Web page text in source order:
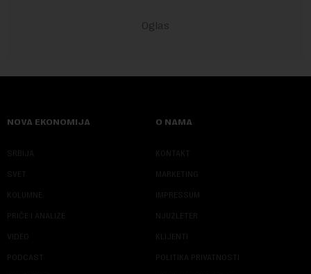
NOVA EKONOMIJA
SRBIJA
SVET
KOLUMNE
PRIČE I ANALIZE
VIDEO
PODCAST
O NAMA
KONTAKT
MARKETING
IMPRESSUM
NJUZLETER
KLIJENTI
POLITIKA PRIVATNOSTI